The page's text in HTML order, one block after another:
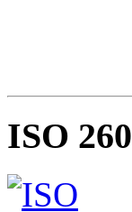
ISO